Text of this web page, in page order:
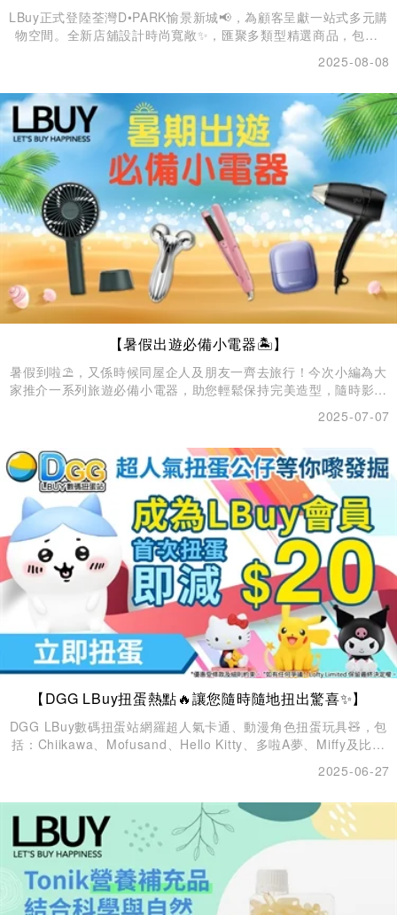
LBuy正式登陸荃灣D•PARK愉景新城📢，為顧客呈獻一站式多元購
物空間。全新店舖設計時尚寬敞✨，匯聚多類型精選商品，包括:
等，滿足不同顧客的生活品味與購物需求🙆。2025-08-08
【暑假出遊必備小電器🏝️】
暑假到啦⛱️，又係時候同屋企人及朋友一齊去旅行！今次小編為大
家推介一系列旅遊必備小電器，助您輕鬆保持完美造型，隨時影出
2025-07-07
【DGG LBuy扭蛋熱點🔥讓您隨時隨地扭出驚喜✨】
DGG LBuy數碼扭蛋站網羅超人氣卡通、動漫角色扭蛋玩具🧸，包
括：Chiikawa、Mofusand、Hello Kitty、多啦A夢、Miffy及比卡
2025-06-27